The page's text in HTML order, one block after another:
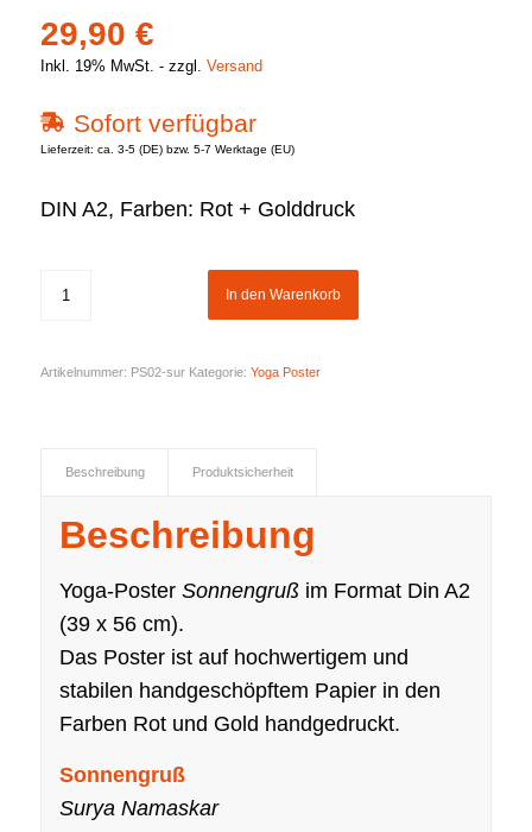
29,90 €
Inkl. 19% MwSt. zzgl. Versand
Sofort verfügbar
Lieferzeit: ca. 3-5 (DE) bzw. 5-7 Werktage (EU)
DIN A2, Farben: Rot + Golddruck
In den Warenkorb
Artikelnummer: PS02-sur Kategorie: Yoga Poster
Beschreibung Produktsicherheit
Beschreibung
Yoga-Poster Sonnengruß im Format Din A2
(39 x 56 cm).
Das Poster ist auf hochwertigem und
stabilen handgeschöpftem Papier in den
Farben Rot und Gold handgedruckt.
Sonnengruß
Surya Namaskar